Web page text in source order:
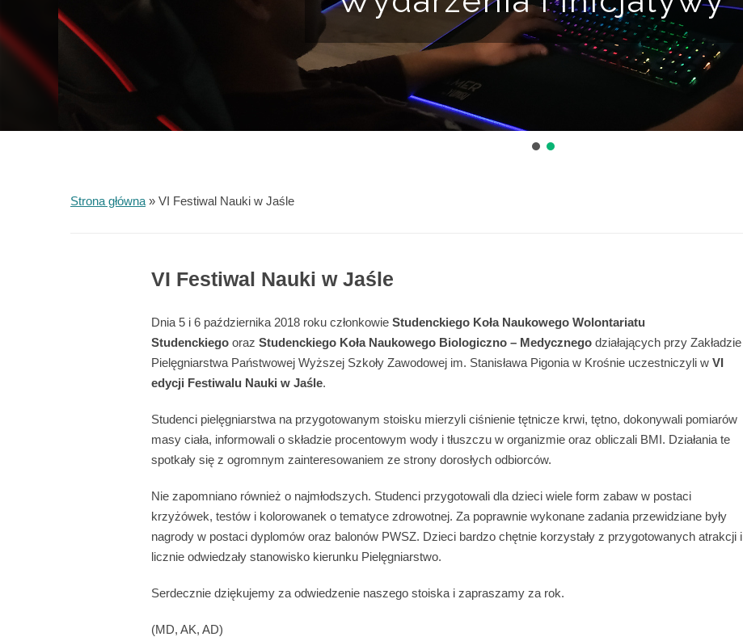
Strona główna » VI Festiwal Nauki w Jaśle
VI Festiwal Nauki w Jaśle
Dnia 5 i 6 października 2018 roku członkowie Studenckiego Koła Naukowego Wolontariatu
Studenckiego oraz Studenckiego Koła Naukowego Biologiczno – Medycznego działających przy Zakładzie
Pielęgniarstwa Państwowej Wyższej Szkoły Zawodowej im. Stanisława Pigonia w Krośnie uczestniczyli w VI
edycji Festiwalu Nauki w Jaśle.
Studenci pielęgniarstwa na przygotowanym stoisku mierzyli ciśnienie tętnicze krwi, tętno, dokonywali pomiarów
masy ciała, informowali o składzie procentowym wody i tłuszczu w organizmie oraz obliczali BMI. Działania te
spotkały się z ogromnym zainteresowaniem ze strony dorosłych odbiorców.
Nie zapomniano również o najmłodszych. Studenci przygotowali dla dzieci wiele form zabaw w postaci
krzyżówek, testów i kolorowanek o tematyce zdrowotnej. Za poprawnie wykonane zadania przewidziane były
nagrody w postaci dyplomów oraz balonów PWSZ. Dzieci bardzo chętnie korzystały z przygotowanych atrakcji i
licznie odwiedzały stanowisko kierunku Pielęgniarstwo.
Serdecznie dziękujemy za odwiedzenie naszego stoiska i zapraszamy za rok.
(MD, AK, AD)